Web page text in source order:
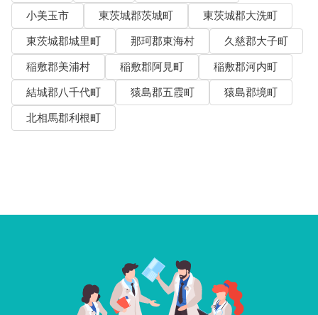
小美玉市
東茨城郡茨城町
東茨城郡大洗町
東茨城郡城里町
那珂郡東海村
久慈郡大子町
稲敷郡美浦村
稲敷郡阿見町
稲敷郡河内町
結城郡八千代町
猿島郡五霞町
猿島郡境町
北相馬郡利根町